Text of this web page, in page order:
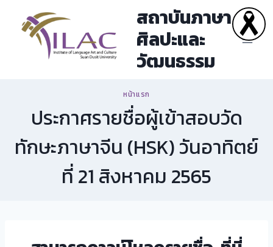
content
สถาบันภาษา
ศิลปะและ
วัฒนธรรม
หน้าแรก
ประกาศรายชื่อผู้เข้าสอบวัด
ทักษะภาษาจีน (HSK) วันอาทิตย์
ที่ 21 สิงหาคม 2565